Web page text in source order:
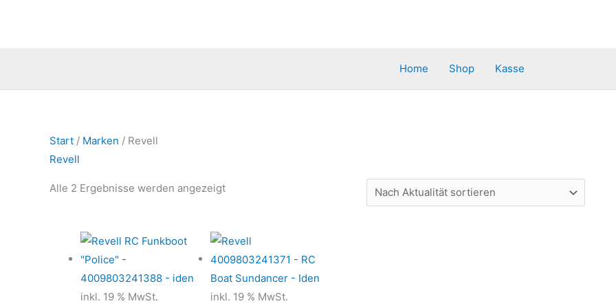
Home
Shop Kasse
Start / Marken / Revell
Revell
Alle 2 Ergebnisse werden angezeigt
inkl. 19 % MwSt. inkl. 19 % MwSt.